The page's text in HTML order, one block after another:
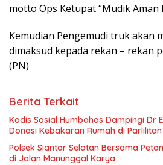
motto Ops Ketupat “Mudik Aman
Kemudian Pengemudi truk akan
dimaksud kepada rekan – rekan
(PN)
Berita Terkait
Kadis Sosial Humbahas Dampingi Dr
Donasi Kebakaran Rumah di Parlilitan
Polsek Siantar Selatan Bersama
di Jalan Manunggal Karya